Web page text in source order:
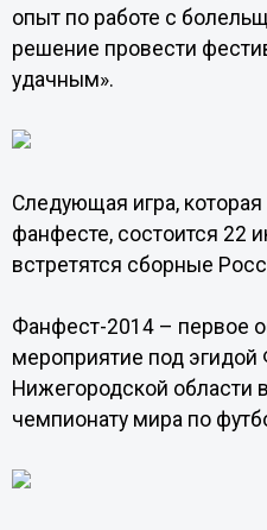
опыт по работе с
решение провести
удачным».
Следующая игра, которая
фанфесте, состоится 22
встретятся сборные
Фанфест-2014 – первое
мероприятие под
Нижегородской области
чемпионату мира по